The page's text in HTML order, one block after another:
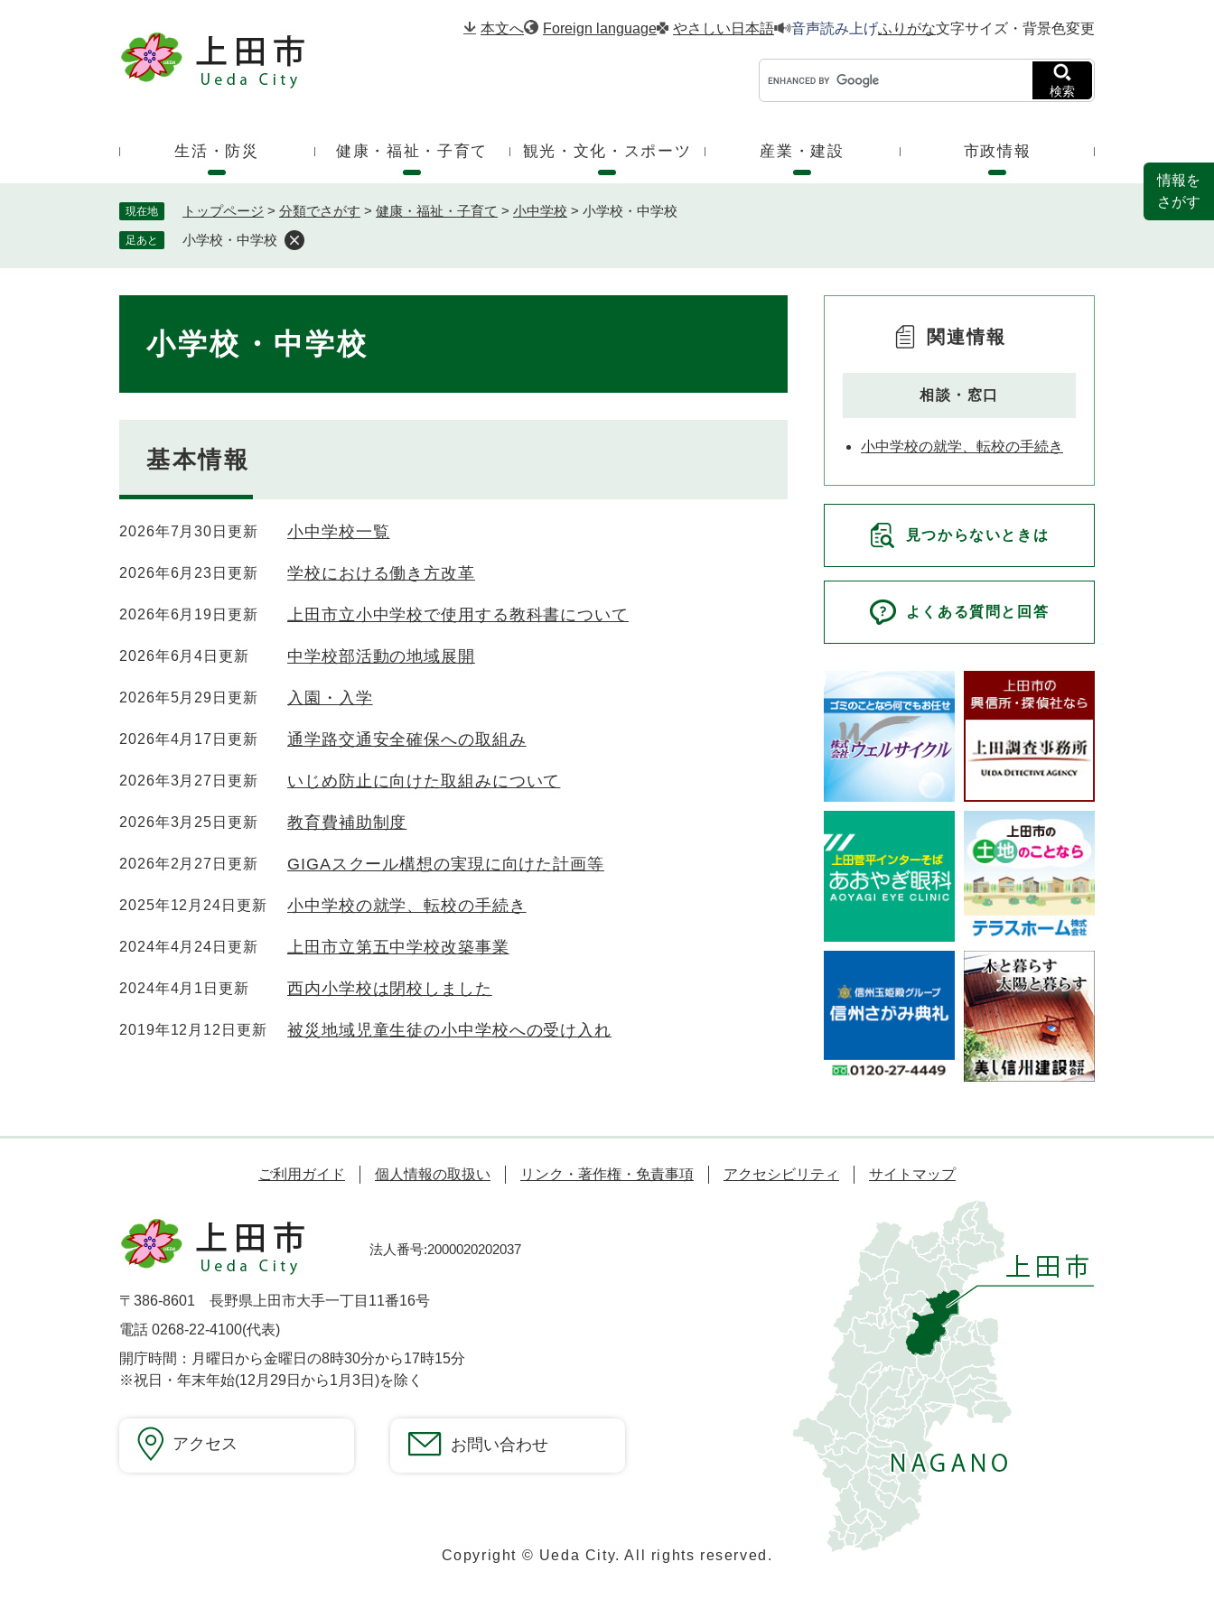
。
本文へ Foreign language やさしい日本語 音声読み上げふりがな文字サイズ・背景色変更
ド
検索
生活・防災 健康・福祉・子育て 観光・文化・スポーツ 産業・建設 市政情報
現在地 トップページ > 分類でさがす > 健康・福祉・子育て > 小中学校 > 小学校・中学校
足あと 小学校・中学校
小学校・中学校
基本情報
2026年7月30日更新 小中学校一覧
2026年6月23日更新 学校における働き方改革
2026年6月19日更新 上田市立小中学校で使用する教科書について
2026年6月4日更新 中学校部活動の地域展開
2026年5月29日更新 入園・入学
2026年4月17日更新 通学路交通安全確保への取組み
2026年3月27日更新 いじめ防止に向けた取組みについて
2026年3月25日更新 教育費補助制度
2026年2月27日更新 GIGAスクール構想の実現に向けた計画等
2025年12月24日更新 小中学校の就学、転校の手続き
2024年4月24日更新 上田市立第五中学校改築事業
2024年4月1日更新 西内小学校は閉校しました
2019年12月12日更新 被災地域児童生徒の小中学校への受け入れ
関連情報
相談・窓口
小中学校の就学、転校の手続き
見つからないときは
よくある質問と回答
情報を
さがす
ご利用ガイド 個人情報の取扱い リンク・著作権・免責事項 アクセシビリティ サイトマップ
法人番号:2000020202037
〒386-8601 長野県上田市大手一丁目11番16号
電話 0268-22-4100(代表)
開庁時間：月曜日から金曜日の8時30分から17時15分
※祝日・年末年始(12月29日から1月3日)を除く
アクセス お問い合わせ
Copyright © Ueda City. All rights reserved.